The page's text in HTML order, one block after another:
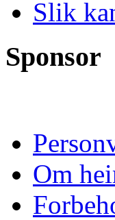
Slik
Sponsor
Om